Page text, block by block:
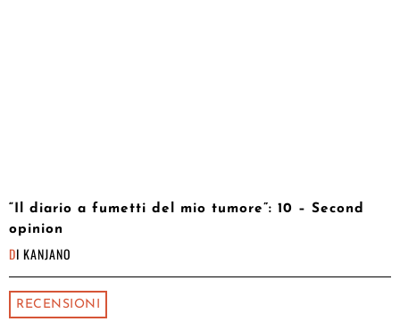
“Il diario a fumetti del mio tumore”: 10 – Second
opinion
DI KANJANO
RECENSIONI